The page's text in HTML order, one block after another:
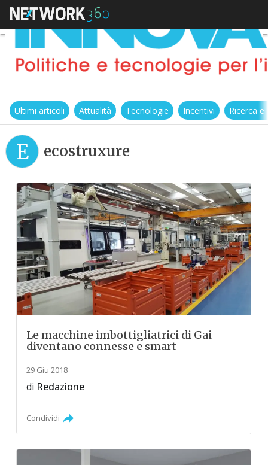
Ultimi articoli Attualità Tecnologie Incentivi Ricerca
E ecostruxure
Le macchine imbottigliatrici di Gai
diventano connesse e smart
29 Giu 2018
di Redazione
Condividi